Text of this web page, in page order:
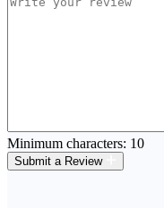
Minimum characters: 10
Submit a Review